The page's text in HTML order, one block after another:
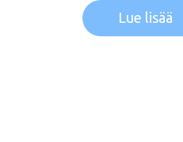
Lue lisää